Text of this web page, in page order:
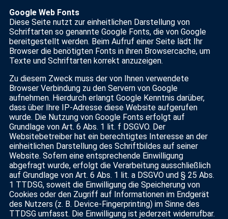
Google Web Fonts
Diese Seite nutzt zur einheitlichen Darstellung von
Schriftarten so genannte Google Fonts, die von Google
bereitgestellt werden. Beim Aufruf einer Seite lädt Ihr
Browser die benötigten Fonts in ihren Browsercache, um
Texte und Schriftarten korrekt anzuzeigen.
Zu diesem Zweck muss der von Ihnen verwendete
Browser Verbindung zu den Servern von Google
aufnehmen. Hierdurch erlangt Google Kenntnis darüber,
dass über Ihre IP-Adresse diese Website aufgerufen
wurde. Die Nutzung von Google Fonts erfolgt auf
Grundlage von Art. 6 Abs. 1 lit. f DSGVO. Der
Websitebetreiber hat ein berechtigtes Interesse an der
einheitlichen Darstellung des Schriftbildes auf seiner
Website. Sofern eine entsprechende Einwilligung
abgefragt wurde, erfolgt die Verarbeitung ausschließlich
auf Grundlage von Art. 6 Abs. 1 lit. a DSGVO und § 25 Abs.
1 TTDSG, soweit die Einwilligung die Speicherung von
Cookies oder den Zugriff auf Informationen im Endgerät
des Nutzers (z. B. Device-Fingerprinting) im Sinne des
TTDSG umfasst. Die Einwilligung ist jederzeit widerrufbar.